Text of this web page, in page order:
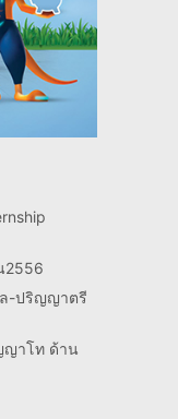
2556
ล-ปริญญาตรี
ญาโท ด้าน